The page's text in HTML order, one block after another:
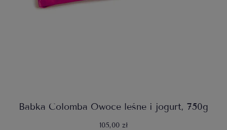
Babka Colomba Owoce leśne i jogurt, 750g
105,00 zł